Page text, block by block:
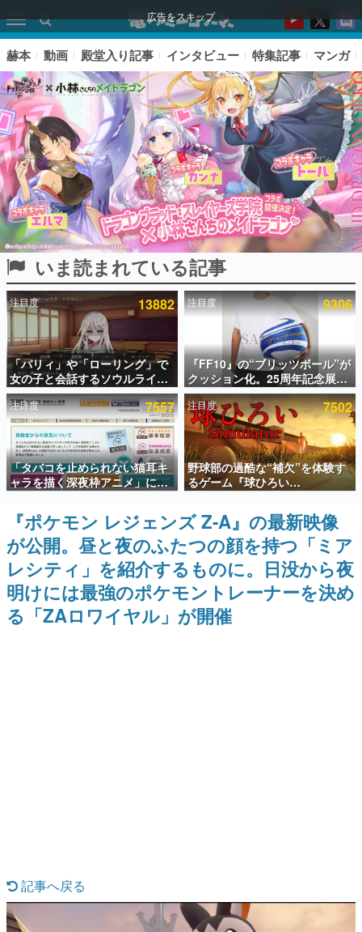
広告をスキップ
ピックアップ
電ファミのいま読まれている記事ランキング
アプリセール情報
インタビュー
連載・特集一覧
殿堂入り記事
SNS拡散数が数千以上！ ページビュー数万以上！ などな
ど。多くの人々に読まれた、電ファミ渾身の“殿堂入り”記
事をまとめました。
ゲームの企画書
名作ゲームクリエイターの方々に製作時のエピソードをお
聞きし、ヒットする企画（ゲーム）とは何か？を探ってい
きます。
赫本
この物語を解いてはいけない。『赫本』は、〈試験問題〉
の形をした短編ホラー小説集です。
なんでゲームは面白い？
ゲーム開発者・hamatsu氏がゲームの魅力を画面や操作の
赫本 動画 殿堂入り記事 インタビュー 特集記事 マンガ
いま読まれている記事
注目度 13882
「パリィ」や「ローリング」で
女の子と会話するソウルライク
恋愛ゲーム『小早川さんはソウ
ルライク』無料公開。返事に失
敗すると「YOU DIED」
注目度 9306
『FF10』の“ブリッツボール”が
クッション化。25周年記念展
「FINAL FANTASY X
MUSEUM-幻光の記憶-」のグッ
ズ情報が一部公開
注目度 7557
「タバコを止められない猫耳キ
ャラを描く深夜枠アニメ」に視
聴者の一部から批判意見。違法
薬物の使用と思しき描写も含め
て、BPOが議論を交わす
注目度 7502
野球部の過酷な“補欠”を体験す
るゲーム『球ひろい
Simulator』が「1件」のウィッ
シュリストをもとにチェコ語に
対応しSNSで話題に。『キング
ダム・カム』開発元やチェコの
プロ野球選手から称賛の声
『ポケモン レジェンズ Z-A』の最新映像
が公開。昼と夜のふたつの顔を持つ「ミア
レシティ」を紹介するものに。日没から夜
明けには最強のポケモントレーナーを決め
る「ZAロワイヤル」が開催
記事へ戻る